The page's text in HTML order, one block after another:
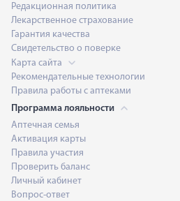
Редакционная политика
Лекарственное страхование
Гарантия качества
Свидетельство о поверке
Карта сайта
Рекомендательные технологии
Правила работы с аптеками
Программа лояльности
Аптечная семья
Активация карты
Правила участия
Проверить баланс
Личный кабинет
Вопрос-ответ